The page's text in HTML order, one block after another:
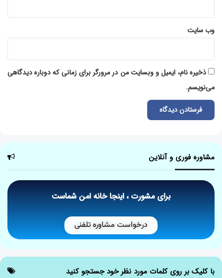
وب‌ سایت
ذخیره نام، ایمیل و وبسایت من در مرورگر برای زمانی که دوباره دیدگاهی
می‌نویسم.
مشاوره فوری و آنلاین
برای مشورت ، اینجا خانه امن شماست
درخواست مشاوره تلفنی
با کلیک بر روی کلمات مورد نظر خود جستجو کنید